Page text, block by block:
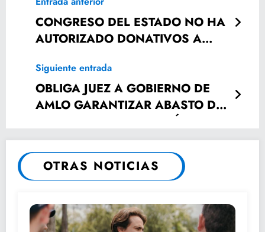
CONGRESO DEL ESTADO NO HA
AUTORIZADO DONATIVOS A
Siguiente entrada
OBLIGA JUEZ A GOBIERNO DE
AMLO GARANTIZAR ABASTO DE
COMBUSTIBLE EN EL PAÍS.
OTRAS NOTICIAS